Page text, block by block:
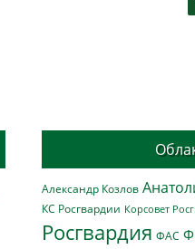
Александр Козлов
КС Росгвардии Корсовет
Росгвардия ФАС